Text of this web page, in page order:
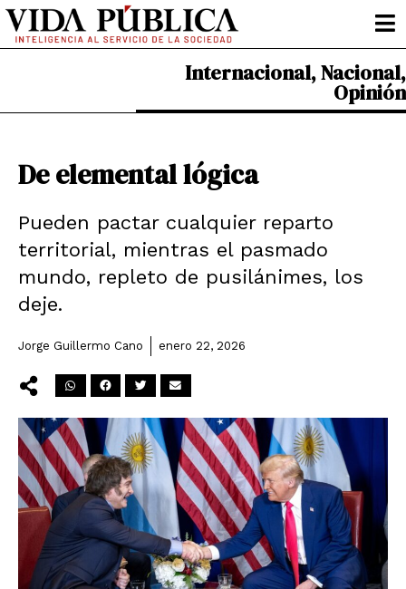
Ir
contenido
Internacional,Nacional,
Opinión
De elemental lógica
Pueden pactar cualquier reparto
territorial, mientras el pasmado
mundo, repleto de pusilánimes, los
deje.
Jorge Guillermo Cano enero 22, 2026